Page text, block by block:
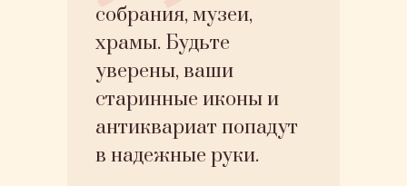
собрания, музеи,
храмы. Будьте
уверены, ваши
старинные иконы и
антиквариат попадут
в надежные руки.